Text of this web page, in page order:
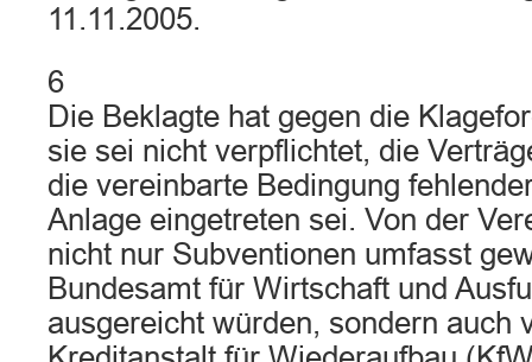
11.11.2005.
6
Die Beklagte hat gegen die
sie sei nicht verpflichtet, die
die vereinbarte Bedingung
Anlage eingetreten sei. Von der
nicht nur Subventionen umfasst
Bundesamt für Wirtschaft und
ausgereicht würden, sondern auch